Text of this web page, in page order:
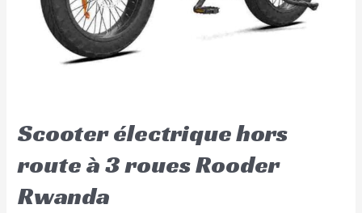
Scooter électrique hors
route à 3 roues Rooder
Rwanda